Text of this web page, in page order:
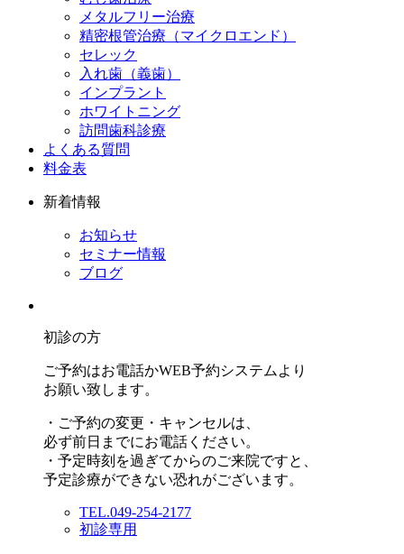
メタルフリー治療
精密根管治療（マイクロエンド）
セレック
入れ歯（義歯）
インプラント
ホワイトニング
訪問歯科診療
よくある質問
料金表
新着情報
お知らせ
セミナー情報
ブログ
初診の方
ご予約はお電話かWEB予約システムより
お願い致します。
・ご予約の変更・キャンセルは、
必ず前日までにお電話ください。
・予定時刻を過ぎてからのご来院ですと、
予定診療ができない恐れがございます。
TEL.049-254-2177
初診専用